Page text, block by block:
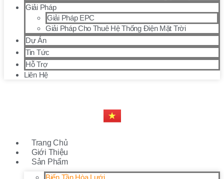
Giải Pháp
Giải Pháp EPC
Giải Pháp Cho Thuê Hệ Thống Điện Mặt Trời
Dự Án
Tin Tức
Hỗ Trợ
Liên Hệ
Trang Chủ
Giới Thiệu
Sản Phẩm
Biến Tần Hòa Lưới